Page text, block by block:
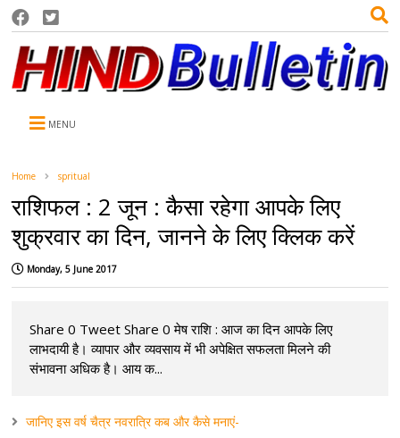
MENU
Home spritual
राशिफल : 2 जून : कैसा रहेगा आपके लिए
शुक्रवार का दिन, जानने के लिए क्लिक करें
Monday, 5 June 2017
Share 0 Tweet Share 0 मेष राशि : आज का दिन आपके लिए
लाभदायी है। व्यापार और व्यवसाय में भी अपेक्षित सफलता मिलने की
संभावना अधिक है। आय क...
जानिए इस वर्ष चैत्र नवरात्रि कब और कैसे मनाएं-